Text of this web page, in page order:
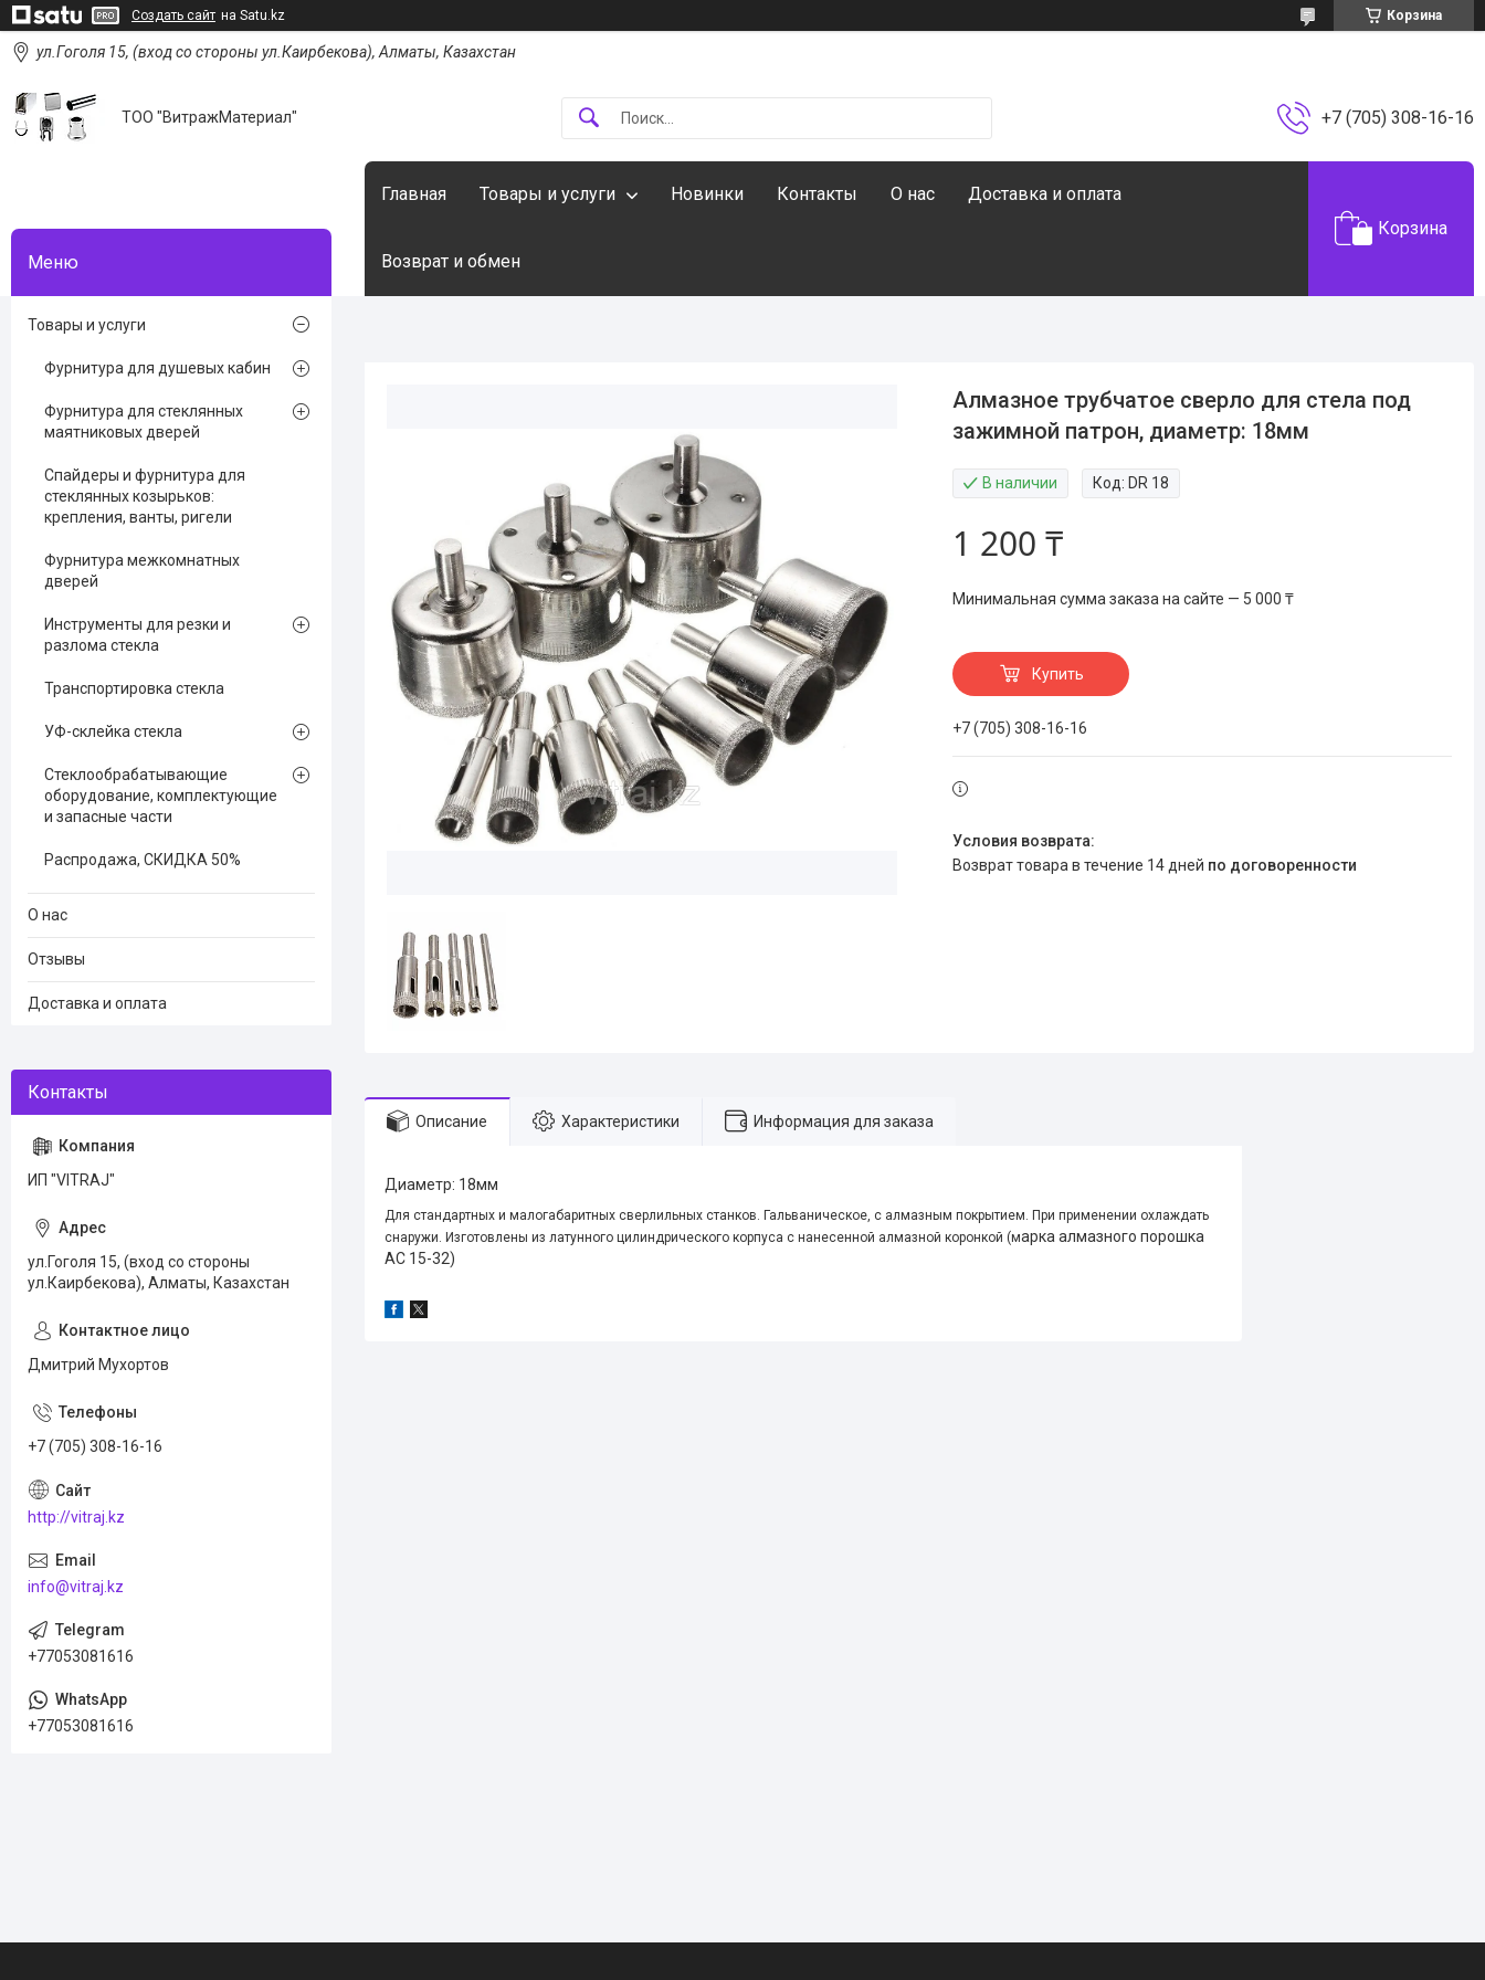
Создать сайт на Satu.kz Корзина
ул.Гоголя 15, (вход со стороны ул.Каирбекова), Алматы, Казахстан
ТОО "ВитражМатериал" +7 (705) 308-16-16
Главная Товары и услуги Новинки Контакты О нас Доставка и оплата
Возврат и обмен
Корзина
Алмазное трубчатое сверло для стела под
зажимной патрон, диаметр: 18мм
В наличии Код: DR 18
1 200 ₸
Минимальная сумма заказа на сайте — 5 000 ₸
Купить
+7 (705) 308-16-16
возврат товара в течение 14 дней по договоренности
Описание Характеристики Информация для заказа
Диаметр: 18мм
Для стандартных и малогабаритных сверлильных станков. Гальваническое, с алмазным покрытием. При применении охлаждать
снаружи. Изготовлены из латунного цилиндрического корпуса с нанесенной алмазной коронкой (марка алмазного порошка
АС 15-32)
Товары и услуги
Фурнитура для душевых кабин
Фурнитура для стеклянных
маятниковых дверей
Спайдеры и фурнитура для
стеклянных козырьков:
крепления, ванты, ригели
Фурнитура межкомнатных
дверей
Инструменты для резки и
разлома стекла
Транспортировка стекла
УФ-склейка стекла
Стеклообрабатывающие
оборудование, комплектующие
и запасные части
Распродажа, СКИДКА 50%
О нас
Отзывы
Доставка и оплата
ИП "VITRAJ"
ул.Гоголя 15, (вход со стороны
ул.Каирбекова), Алматы, Казахстан
Дмитрий Мухортов
+7 (705) 308-16-16
http://vitraj.kz
info@vitraj.kz
+77053081616
+77053081616